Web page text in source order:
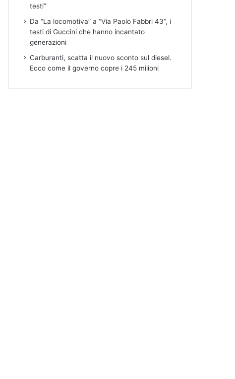
testi”
Da “La locomotiva” a “Via Paolo Fabbri 43”, i
testi di Guccini che hanno incantato
generazioni
Carburanti, scatta il nuovo sconto sul diesel.
Ecco come il governo copre i 245 milioni